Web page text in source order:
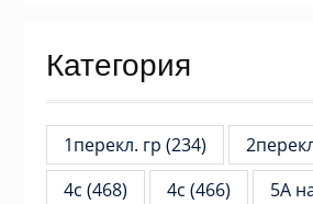
Категория
1перекл. гр (234)
4c (468) 4с (466) 5А